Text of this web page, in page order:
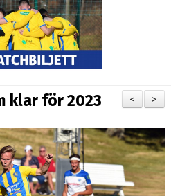
>
<
klar för 2023